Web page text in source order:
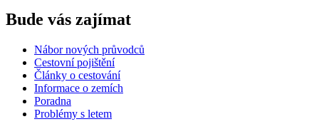
Bude vás zajímat
Nábor nových průvodců
Cestovní pojištění
Články o cestování
Informace o zemích
Poradna
Problémy s letem